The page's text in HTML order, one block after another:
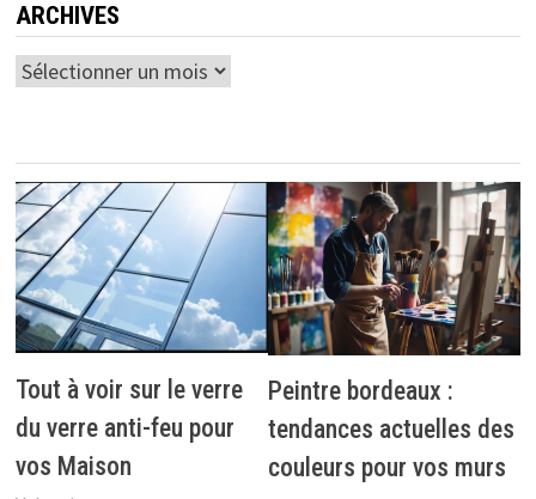
ARCHIVES
Archives
Tout à voir sur le verre
du verre anti-feu pour
vos Maison
Peintre bordeaux :
tendances actuelles des
couleurs pour vos murs